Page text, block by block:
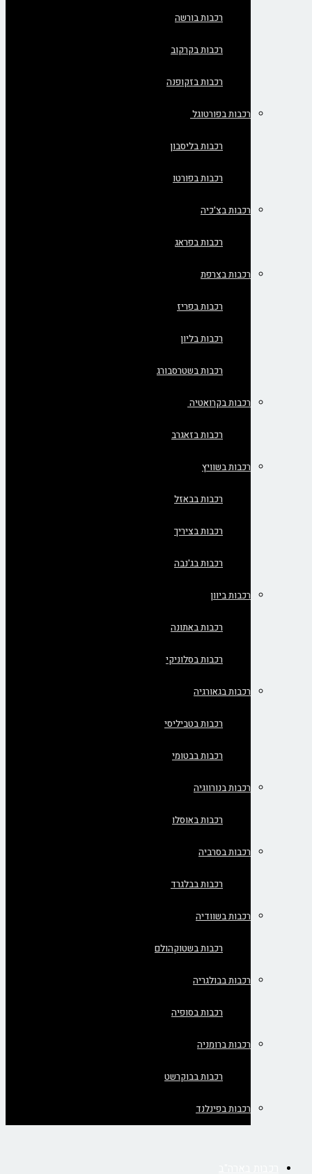
רכבות בורשה
רכבות בקרקוב
רכבות בזקופנה
רכבות בפורטוגל
רכבות בליסבון
רכבות בפורטו
רכבות בצ'כיה
רכבות בפראג
רכבות בצרפת
רכבות בפריז
רכבות בליון
רכבות בשטרסבורג
רכבות בקרואטיה
רכבות בזאגרב
רכבות בשוויץ
רכבות בבאזל
רכבות בציריך
רכבות בג'נבה
רכבות ביוון
רכבות באתונה
רכבות בסלוניקי
רכבות בגאורגיה
רכבות בטביליסי
רכבות בבטומי
רכבות בנורווגיה
רכבות באוסלו
רכבות בסרביה
רכבות בבלגרד
רכבות בשוודיה
רכבות בשטוקהולם
רכבות בבולגריה
רכבות בסופיה
רכבות ברומניה
רכבות בבוקרשט
רכבות בפינלנד